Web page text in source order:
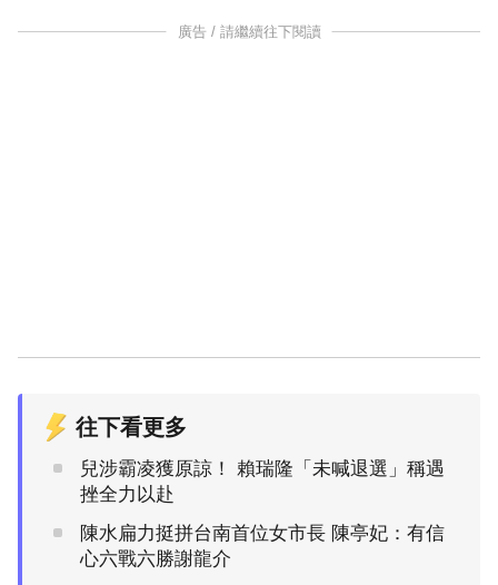
廣告 / 請繼續往下閱讀
往下看更多
兒涉霸凌獲原諒！ 賴瑞隆「未喊退選」稱遇
挫全力以赴
陳水扁力挺拼台南首位女市長 陳亭妃：有信
心六戰六勝謝龍介